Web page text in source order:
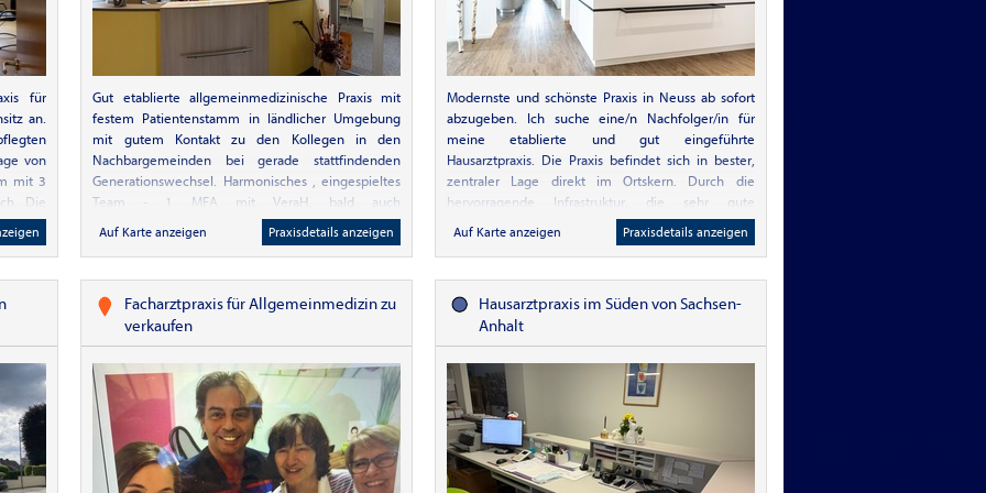
Der
der
an
hohes
-
klink-
Tel:
für
an.
von
mit 3
Die
und
erfolgt
Gut etablierte allgemeinmedizinische Praxis mit
festem Patientenstamm in ländlicher Umgebung
mit gutem Kontakt zu den Kollegen in den
Nachbargemeinden bei gerade stattfindenden
Generationswechsel. Harmonisches , eingespieltes
Team - 1 MFA mit VeraH, bald auch
abgeschlossener NäPa - Ausbildung . Gute
Zusammenarbeit und Unterstützung durch die
Auf Karte anzeigen Praxisdetails anzeigen
Modernste und schönste Praxis in Neuss ab sofort
abzugeben. Ich suche eine/n Nachfolger/in für
meine etablierte und gut eingeführte
Hausarztpraxis. Die Praxis befindet sich in bester,
zentraler Lage direkt im Ortskern. Durch die
hervorragende Infrastruktur, die sehr gute
Erreichbarkeit mit öffentlichen Verkehrsmitteln
sowie ausreichend Parkmöglichkeiten in
Frequenz garantiert.Praxisräume & Ausstattung: Die
großzügigen, hellen und barrierefreien
Räumlichkeiten erstrecken sich über mehr als 160
m² und bieten viel Platz für eine moderne
Patientenversorgung sowie ein angenehmes
Arbeiten. Raumaufteilung: 3 Sprechzimmer, 1
Behandlungsraum, 1 Laborraum, 1 Sonoraum,
großzügiger Empfangs- und Wartebereich,
Personalraum, WCs. Ausstattung: Vollständig
eingerichtete Arbeitsplätze, moderne EDV-Anlage
Auf Karte anzeigen Praxisdetails anzeigen
Facharztpraxis für Allgemeinmedizin zu
verkaufen
Hausarztpraxis im Süden von Sachsen-
Anhalt